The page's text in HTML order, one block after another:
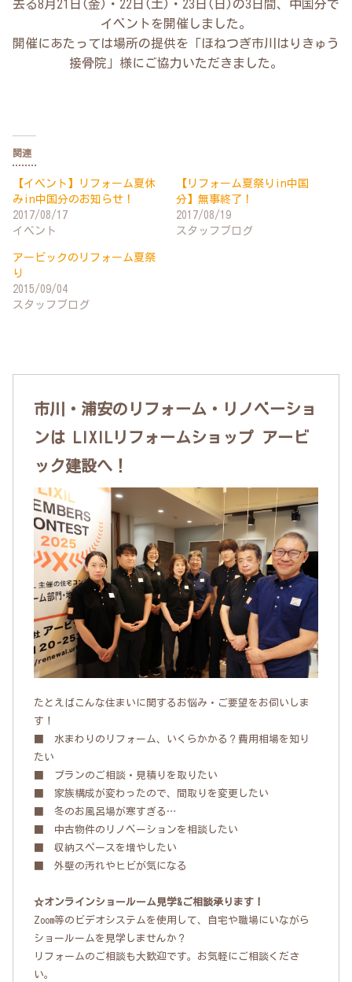
去る8月21日(金)・22日(土)・23日(日)の3日間、中国分で
イベントを開催しました。
開催にあたっては場所の提供を「ほねつぎ市川はりきゅう
接骨院」様にご協力いただきました。
関連
【イベント】リフォーム夏休
みin中国分のお知らせ！
2017/08/17
イベント
【リフォーム夏祭りin中国
分】無事終了！
2017/08/19
スタッフブログ
アービックのリフォーム夏祭
り
2015/09/04
スタッフブログ
市川・浦安のリフォーム・リノベーショ
ンは LIXILリフォームショップ アービ
ック建設へ！
たとえばこんな住まいに関するお悩み・ご要望をお伺いしま
す！
■ 水まわりのリフォーム、いくらかかる？費用相場を知り
たい
■ プランのご相談・見積りを取りたい
■ 家族構成が変わったので、間取りを変更したい
■ 冬のお風呂場が寒すぎる…
■ 中古物件のリノベーションを相談したい
■ 収納スペースを増やしたい
■ 外壁の汚れやヒビが気になる
☆オンラインショールーム見学&ご相談承ります！
Zoom等のビデオシステムを使用して、自宅や職場にいながら
ショールームを見学しませんか？
リフォームのご相談も大歓迎です。お気軽にご相談くださ
い。